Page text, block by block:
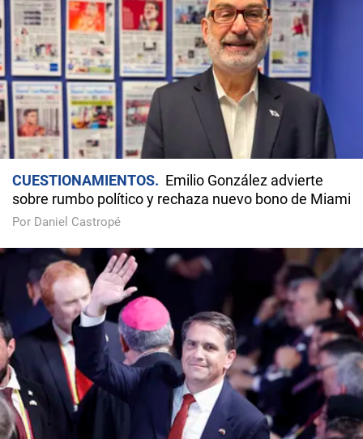
CUESTIONAMIENTOS
Emilio González advierte
sobre rumbo político y rechaza nuevo bono de Miami
Por Daniel Castropé